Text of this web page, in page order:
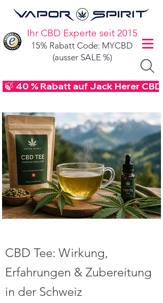
Ihr CBD Experte seit 2015
15% Rabatt Code: MYCBD
(ausser SALE %)
🍃 40 % Rabatt auf Jack Herer
CBD Tee: Wirkung,
Erfahrungen & Zubereitung
in der Schweiz